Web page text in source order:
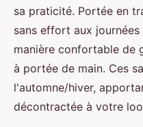
sa praticité. Portée en
sans effort aux
manière confortable de
à portée de main. Ces
l'automne/hiver,
décontractée à votre